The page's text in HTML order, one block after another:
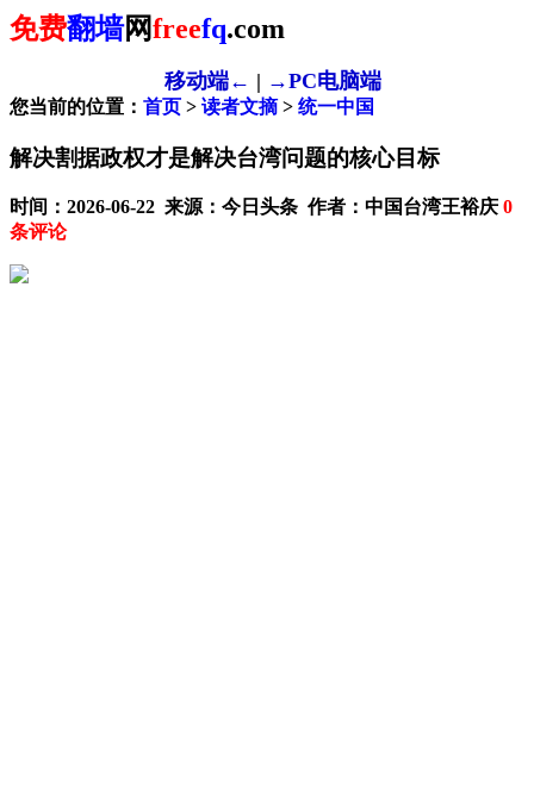
免费翻墙网freefq.com
移动端← | →PC电脑端
您当前的位置： 首页 > 读者文摘> 统一中国
解决割据政权才是解决台湾问题的核心目标
时间：2026-06-22 来源：今日头条 作者：中国台湾王裕庆 0
条评论